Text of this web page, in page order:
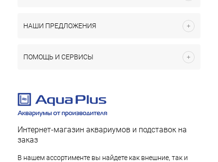
НАШИ ПРЕДЛОЖЕНИЯ
ПОМОЩЬ И СЕРВИСЫ
Интернет-магазин аквариумов и подставок на
заказ
В нашем ассортименте вы найдете как внешние, так и